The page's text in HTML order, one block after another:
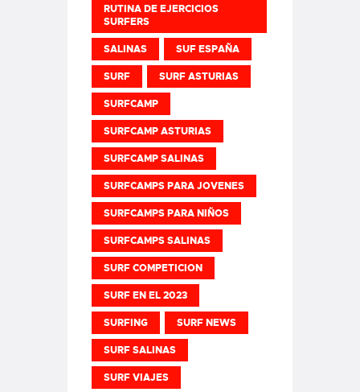
RUTINA DE EJERCICIOS
SURFERS
SALINAS SUF ESPAÑA
SURF SURF ASTURIAS
SURFCAMP
SURFCAMP ASTURIAS
SURFCAMP SALINAS
SURFCAMPS PARA JOVENES
SURFCAMPS PARA NIÑOS
SURFCAMPS SALINAS
SURF COMPETICION
SURF EN EL 2023
SURFING SURF NEWS
SURF SALINAS
SURF VIAJES